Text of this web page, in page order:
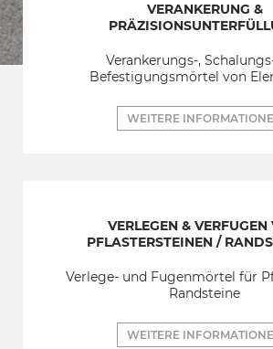
VERANKERUNG &
Verankerungs-,
Befestigungsmörtel von
WEITERE
VERLEGEN & VERFUGEN
PFLASTERSTEINEN /
Verlege- und Fugenmörtel für
Randsteine
WEITERE